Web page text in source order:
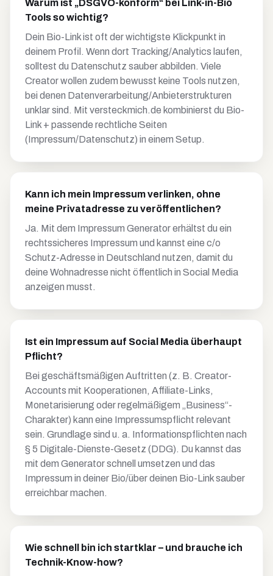
Warum ist „DSGVO-konform“ bei Link-in-Bio
Tools so wichtig?
Dein Bio-Link ist oft der wichtigste Klickpunkt in
deinem Profil. Wenn dort Tracking/Analytics laufen,
solltest du Datenschutz sauber abbilden. Viele
Creator wollen zudem bewusst keine Tools nutzen,
bei denen Datenverarbeitung/Anbieterstrukturen
unklar sind. Mit versteckmich.de kombinierst du Bio-
Link + passende rechtliche Seiten
(Impressum/Datenschutz) in einem Setup.
Kann ich mein Impressum verlinken, ohne
meine Privatadresse zu veröffentlichen?
Ja. Mit dem Impressum Generator erhältst du ein
rechtssicheres Impressum und kannst eine c/o
Schutz-Adresse in Deutschland nutzen, damit du
deine Wohnadresse nicht öffentlich in Social Media
anzeigen musst.
Ist ein Impressum auf Social Media überhaupt
Pflicht?
Bei geschäftsmäßigen Auftritten (z. B. Creator-
Accounts mit Kooperationen, Affiliate-Links,
Monetarisierung oder regelmäßigem „Business“-
Charakter) kann eine Impressumspflicht relevant
sein. Grundlage sind u. a. Informationspflichten nach
§ 5 Digitale-Dienste-Gesetz (DDG). Du kannst das
mit dem Generator schnell umsetzen und das
Impressum in deiner Bio/über deinen Bio-Link sauber
erreichbar machen.
Wie schnell bin ich startklar – und brauche ich
Technik-Know-how?